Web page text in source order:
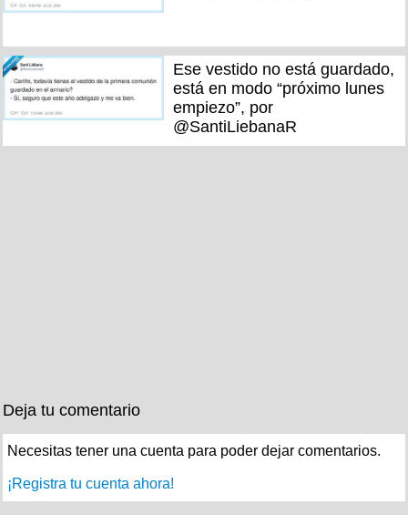
Ese vestido no está guardado,
está en modo “próximo lunes
empiezo”, por
@SantiLiebanaR
Deja tu comentario
Necesitas tener una cuenta para poder dejar comentarios.
¡Registra tu cuenta ahora!